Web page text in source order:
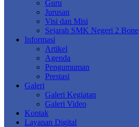
Guru
Jurusan
Visi dan Misi
Sejarah SMK Negeri 2 Bone
Informasi
Artikel
Agenda
Pengumuman
Prestasi
Galeri
Galeri Kegiatan
Galeri Video
Kontak
Layanan Digital